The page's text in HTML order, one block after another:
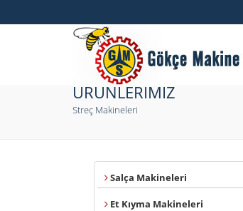
ÜRÜNLERİMİZ
Streç Makineleri
Salça Makineleri
Et Kıyma Makineleri